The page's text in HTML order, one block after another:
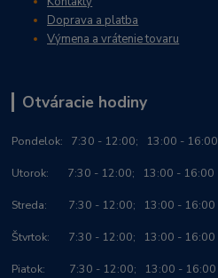
Doprava a platba
Výmena a vrátenie tovaru
Otváracie hodiny
Pondelok: 7:30 - 12:00; 13:00 - 16:00
Utorok: 7:30 - 12:00; 13:00 - 16:00
Streda: 7:30 - 12:00; 13:00 - 16:00
Štvrtok: 7:30 - 12:00; 13:00 - 16:00
Piatok: 7:30 - 12:00; 13:00 - 16:00